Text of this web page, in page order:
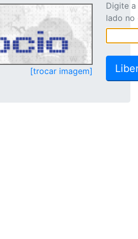
[trocar imagem]
Digite
lado no